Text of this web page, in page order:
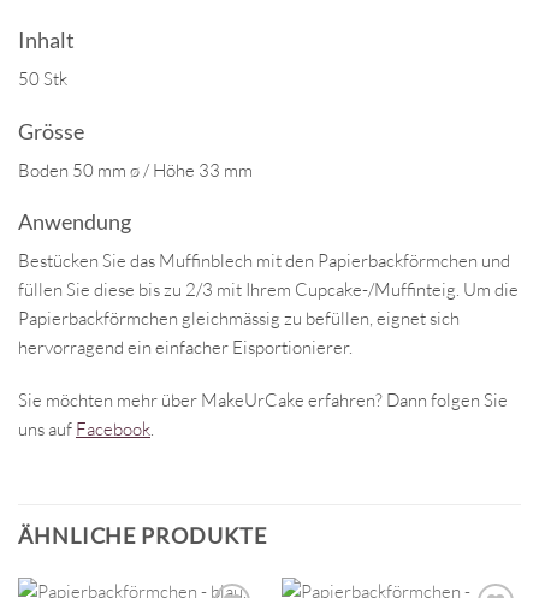
Inhalt
50 Stk
Grösse
Boden 50 mm ø / Höhe 33 mm
Anwendung
Bestücken Sie das Muffinblech mit den Papierbackförmchen und
füllen Sie diese bis zu 2/3 mit Ihrem Cupcake-/Muffinteig. Um die
Papierbackförmchen gleichmässig zu befüllen, eignet sich
hervorragend ein einfacher Eisportionierer.
Sie möchten mehr über MakeUrCake erfahren? Dann folgen Sie
uns auf Facebook.
ÄHNLICHE PRODUKTE